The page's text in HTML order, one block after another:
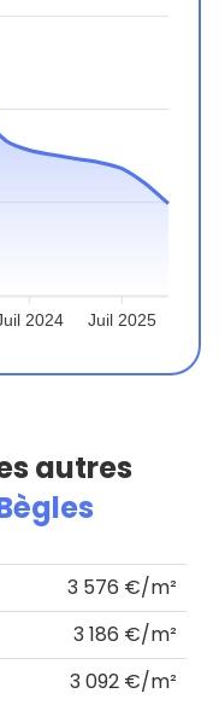
2024 Juil 2025
autres
3 576 €/m²
3 186 €/m²
3 092 €/m²